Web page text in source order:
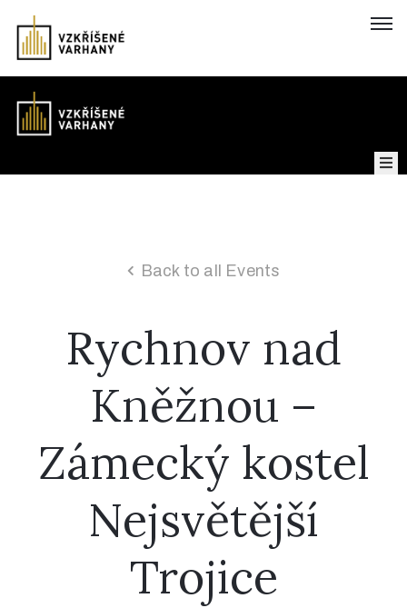
Domů
Nahrávky
Back to all Events
Rychnov nad
Kněžnou –
Zámecký kostel
Nejsvětější
Trojice